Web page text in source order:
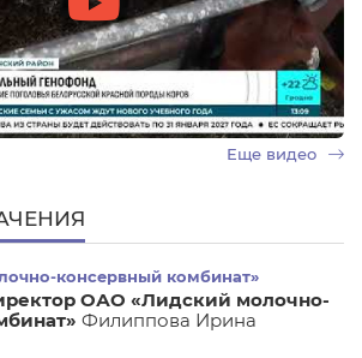
Еще видео
консервный комбинат»
ОАО «Лидский молочно-
Филиппова Ирина